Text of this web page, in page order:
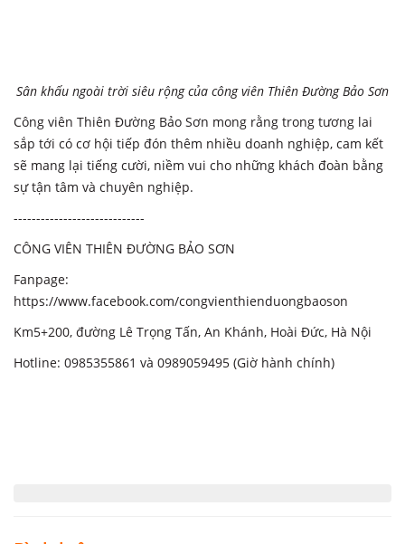
Sân khấu ngoài trời siêu rộng của công viên Thiên Đường Bảo Sơn
Công viên Thiên Đường Bảo Sơn mong rằng trong tương lai
sắp tới có cơ hội tiếp đón thêm nhiều doanh nghiệp, cam kết
sẽ mang lại tiếng cười, niềm vui cho những khách đoàn bằng
sự tận tâm và chuyên nghiệp.
-----------------------------
CÔNG VIÊN THIÊN ĐƯỜNG BẢO SƠN
Fanpage:
https://www.facebook.com/congvienthienduongbaoson
Km5+200, đường Lê Trọng Tấn, An Khánh, Hoài Đức, Hà Nội
Hotline: 0985355861 và 0989059495 (Giờ hành chính)